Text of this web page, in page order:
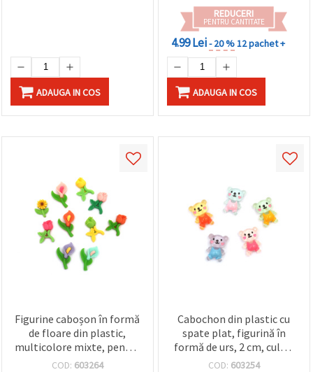
ADAUGA IN COS
REDUCERI
PENTRU CANTITATE
4.99 Lei- 20 %12 pachet +
ADAUGA IN COS
Figurine caboșon în formă
de floare din plastic,
multicolore mixte, pentru
decorațiuni și proiecte DIY,
COD: 603264
Cabochon din plastic cu
spate plat, figurină în
formă de urs, 2 cm, culori
mixte - 10 bucăți
COD: 603254